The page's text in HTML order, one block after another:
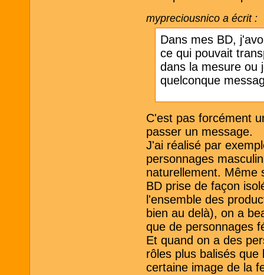
mypreciousnico a écrit :
Dans mes BD,
ce qui pouvait
dans la mesure ou
quelconque
C'est pas forcément
passer un message.
J'ai réalisé par
personnages
naturellement. Même
BD prise de façon
l'ensemble des
bien au delà), on a
que de personnages
Et quand on a des
rôles plus balisés
certaine image de la